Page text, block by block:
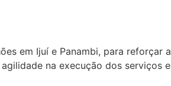
em Ijuí e Panambi, para reforçar
na execução dos serviços